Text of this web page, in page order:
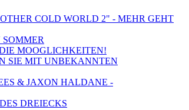
COLD WORLD 2" - MEHR GEHT
MOOGLICHKEITEN!
SIE MIT UNBEKANNTEN
& JAXON HALDANE -
DREIECKS